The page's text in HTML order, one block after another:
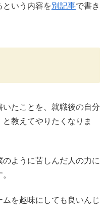
いう内容を別記事で書き
たことを、就職後の自分
教えてやりたくなりま
ように苦しんだ人の力に
を趣味にしても良いんじ